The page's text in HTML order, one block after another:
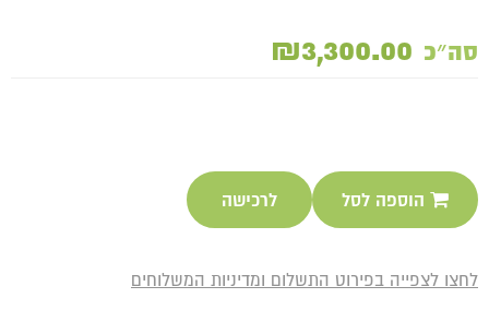
סה״כ ₪3,300.00
הוספה לסל לרכישה
לחצו לצפייה בפירוט התשלום ומדיניות המשלוחים